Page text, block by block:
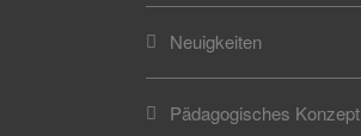
Neuigkeiten
Pädagogisches Konzept